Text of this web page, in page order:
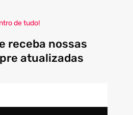
de tudo!
receba nossas
atualizadas